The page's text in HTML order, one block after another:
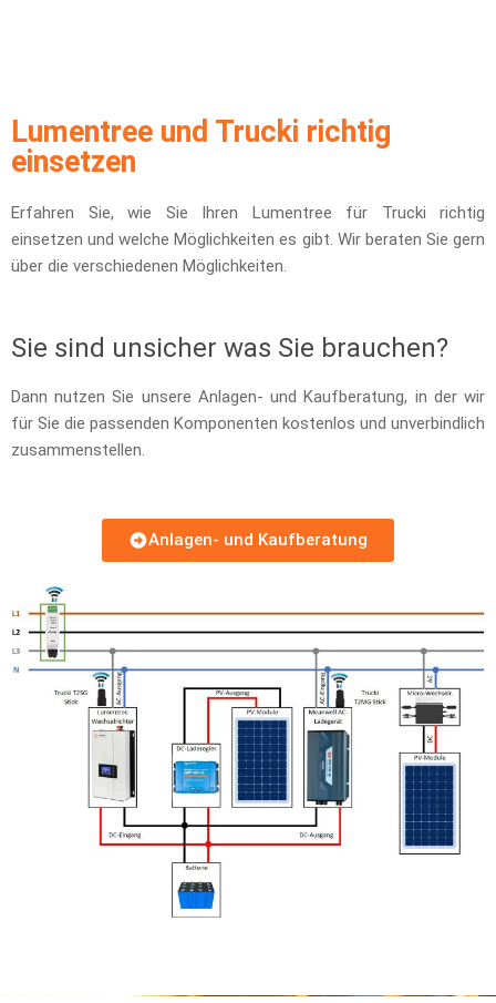
Lumentree und Trucki richtig
einsetzen
Erfahren Sie, wie Sie Ihren Lumentree für Trucki richtig
einsetzen und welche Möglichkeiten es gibt. Wir beraten Sie gern
über die verschiedenen Möglichkeiten.
Sie sind unsicher was Sie brauchen?
Dann nutzen Sie unsere Anlagen- und Kaufberatung, in der wir
für Sie die passenden Komponenten kostenlos und unverbindlich
zusammenstellen.
Anlagen- und Kaufberatung